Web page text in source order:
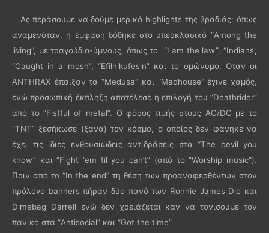
Ας περάσουμε να δούμε μερικά highlights της βραδιάς: όπως
αναμενόταν, η έμφαση δόθηκε στο υπερκλασικό “Among the
living”, με τραγούδια-ύμνους, όπως το “I am the law”, “Indians’,
“Caught in a mosh”, “Efilnikufesin” και το ομώνυμο. Όταν οι
ANTHRAX έπαιξαν τα “Medusa” και “Madhouse” έγινε χαμός,
ενώ προσωπική έκπληξη αποτέλεσε η επιλογή του “Deathrider”
από το “Fistful of metal”. Ο φόρος τιμής στους AC/DC με το
“TNT” ξεσήκωσε (ξανά) τον κόσμο, ο οποίος δεν φάνηκε να
έχει τις ίδιες ενθουσιώδεις αντιδράσεις στα “The devil you
know” και “Fight ‘em til you can’t” (από το “Worship music”).
Πριν από το “In the end” τη θέση των προαναφερθέντων στον
πρόλογο banners πήραν δύο πανό των Ronnie James Dio και
Dimebag Darrell ενώ δεν χρειάζεται καν να τονίσουμε τον
πανικό στα “Antisocial” και “Got the time”.